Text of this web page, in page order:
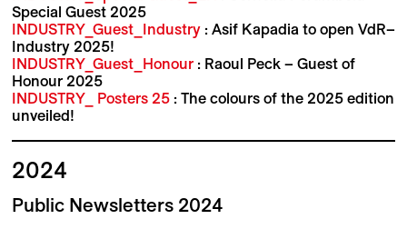
Special Guest 2025
INDUSTRY_Guest_Industry: Asif Kapadia to open VdR–
Industry 2025!
INDUSTRY_Guest_Honour : Raoul Peck – Guest of
Honour 2025
INDUSTRY_ Posters 25: The colours of the 2025 edition
unveiled!
2024
Public Newsletters 2024